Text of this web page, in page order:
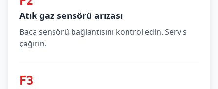
Atık gaz sensörü arızası
Baca sensörü bağlantısını kontrol edin. Servis
çağırın.
F3